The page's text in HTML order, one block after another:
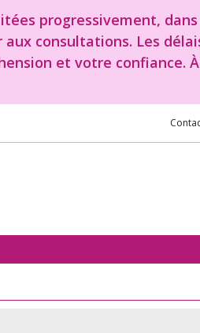
progressivement,
consultations. Les
et votre confiance.